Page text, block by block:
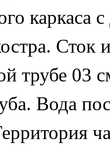
Сток
трубе 03
Вода